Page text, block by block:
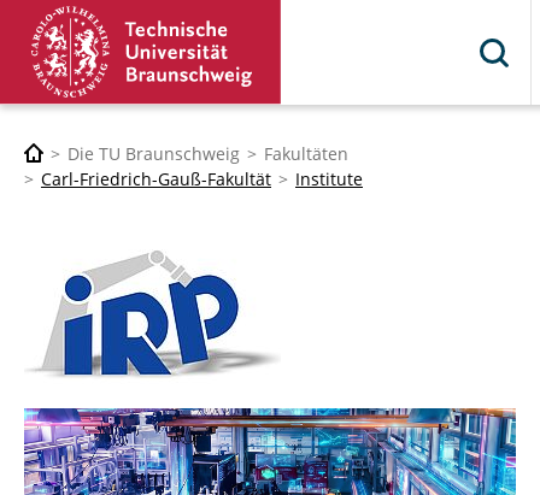
Die TU Braunschweig
Fakultäten
Carl-Friedrich-Gauß-Fakultät
Institute